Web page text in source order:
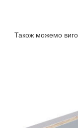
Також можемо